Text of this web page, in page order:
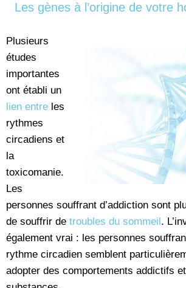
Les gènes à l’origine de votre
Plusieurs
études
importantes
ont établi un
lien entre les
rythmes
circadiens et
la
toxicomanie.
Les
personnes souffrant d’addiction sont
de souffrir de troubles du sommeil.
également vrai : les personnes
rythme circadien semblent
adopter des comportements addictifs